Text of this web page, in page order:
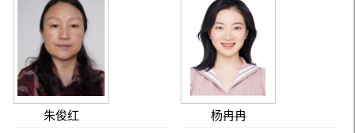
朱俊红 杨冉冉